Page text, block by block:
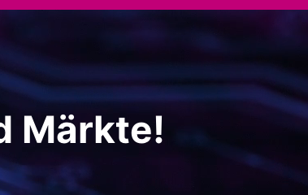
Märkte!